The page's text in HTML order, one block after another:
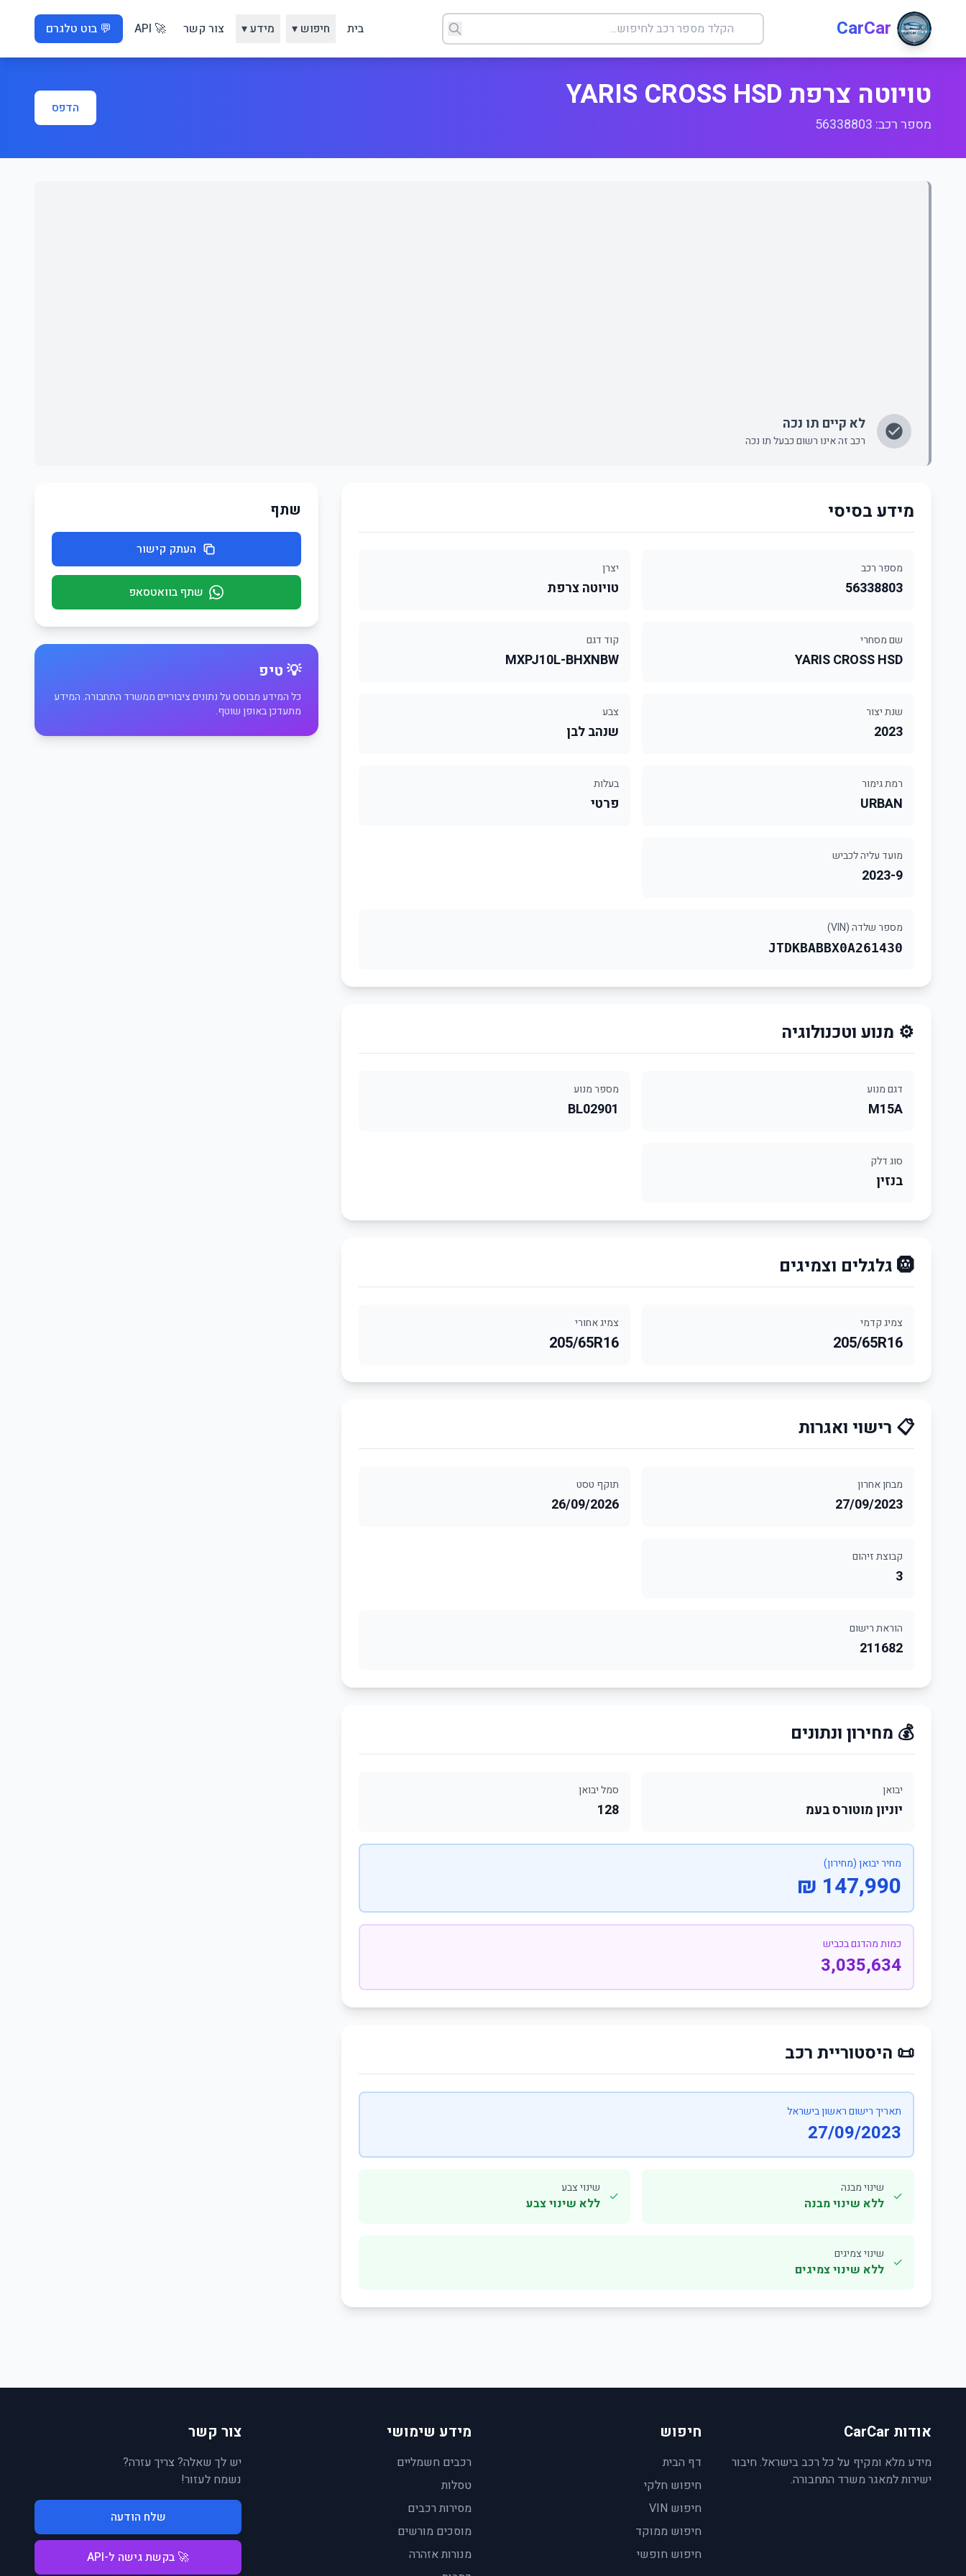
CarCar בית חיפוש ▾ מידע ▾ צור קשר 🚀 API 💬 בוט טלגרם
טויוטה צרפת YARIS CROSS HSD
מספר רכב: 56338803
הדפס
לא קיים תו נכה
רכב זה אינו רשום כבעל תו נכה
מידע בסיסי
מספר רכב
56338803
יצרן
טויוטה צרפת
שם מסחרי
YARIS CROSS HSD
קוד דגם
MXPJ10L-BHXNBW
שנת יצור
2023
צבע
שנהב לבן
רמת גימור
URBAN
בעלות
פרטי
מועד עליה לכביש
2023-9
מספר שלדה (VIN)
JTDKBABBX0A261430
⚙️ מנוע וטכנולוגיה
דגם מנוע
M15A
מספר מנוע
BL02901
סוג דלק
בנזין
🛞 גלגלים וצמיגים
צמיג קדמי
205/65R16
צמיג אחורי
205/65R16
📋 רישוי ואגרות
מבחן אחרון
27/09/2023
תוקף טסט
26/09/2026
קבוצת זיהום
3
הוראת רישום
211682
💰 מחירון ונתונים
יבואן
יוניון מוטורס בעמ
סמל יבואן
128
מחיר יבואן (מחירון)
147,990 ₪
כמות מהדגם בכביש
3,035,634
📜 היסטוריית רכב
תאריך רישום ראשון בישראל
27/09/2023
✓
שינוי מבנה
ללא שינוי מבנה ✓
שינוי צבע
ללא שינוי צבע
✓
שינוי צמיגים
ללא שינוי צמיגים
שתף
העתק קישור
שתף בוואטסאפ
💡 טיפ
כל המידע מבוסס על נתונים ציבוריים ממשרד התחבורה. המידע
מתעדכן באופן שוטף.
אודות CarCar
מידע מלא ומקיף על כל רכב בישראל. חיבור
ישירות למאגר משרד התחבורה.
חיפוש
דף הבית
חיפוש חלקי
חיפוש VIN
חיפוש ממוקד
חיפוש חופשי
מידע שימושי
רכבים חשמליים
טסלות
מסירות רכבים
מוסכים מורשים
מנורות אזהרה
צור קשר
יש לך שאלה? צריך עזרה?
נשמח לעזור!
שלח הודעה
🚀 בקשת גישה ל-API